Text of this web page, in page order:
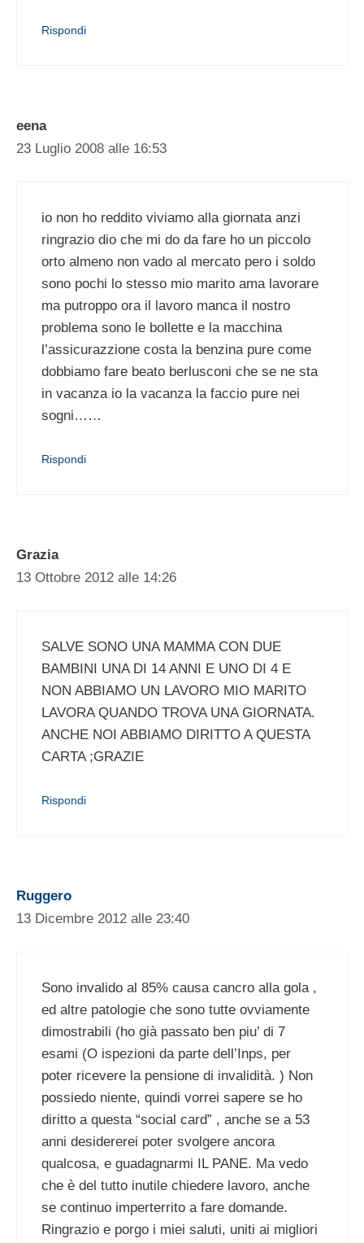
Rispondi
eena
23 Luglio 2008 alle 16:53
io non ho reddito viviamo alla giornata anzi
ringrazio dio che mi do da fare ho un piccolo
orto almeno non vado al mercato pero i soldo
sono pochi lo stesso mio marito ama lavorare
ma putroppo ora il lavoro manca il nostro
problema sono le bollette e la macchina
l’assicurazzione costa la benzina pure come
dobbiamo fare beato berlusconi che se ne sta
in vacanza io la vacanza la faccio pure nei
sogni……
Rispondi
Grazia
13 Ottobre 2012 alle 14:26
SALVE SONO UNA MAMMA CON DUE
BAMBINI UNA DI 14 ANNI E UNO DI 4 E
NON ABBIAMO UN LAVORO MIO MARITO
LAVORA QUANDO TROVA UNA GIORNATA.
ANCHE NOI ABBIAMO DIRITTO A QUESTA
CARTA ;GRAZIE
Rispondi
Ruggero
13 Dicembre 2012 alle 23:40
Sono invalido al 85% causa cancro alla gola ,
ed altre patologie che sono tutte ovviamente
dimostrabili (ho già passato ben piu’ di 7
esami (O ispezioni da parte dell’Inps, per
poter ricevere la pensione di invalidità. ) Non
possiedo niente, quindi vorrei sapere se ho
diritto a questa “social card” , anche se a 53
anni desidererei poter svolgere ancora
qualcosa, e guadagnarmi IL PANE. Ma vedo
che è del tutto inutile chiedere lavoro, anche
se continuo imperterrito a fare domande.
Ringrazio e porgo i miei saluti, uniti ai migliori